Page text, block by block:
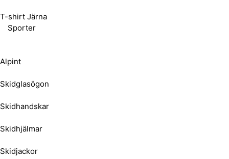
T-shirt Järna
Sporter
Alpint
Skidglasögon
Skidhandskar
Skidhjälmar
Skidjackor